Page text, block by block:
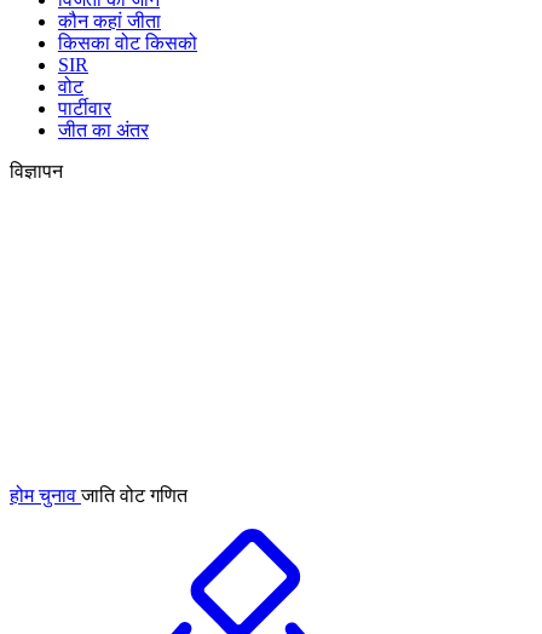
कौन कहां जीता
किसका वोट किसको
SIR
वोट
पार्टीवार
जीत का अंतर
विज्ञापन
होम चुनाव जाति वोट गणित